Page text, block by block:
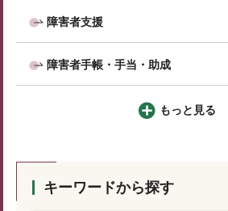
障害者支援
障害者手帳・手当・助成
もっと見る
キーワードから探す